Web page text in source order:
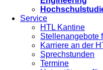
Service
HTL Kantine
Stellenangebote
Karriere an der
Sprechstunden
Termine